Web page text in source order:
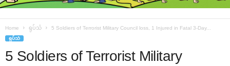
Home ရုပ်သံ 5 Soldiers of Terrorist Military Council loss, 1 Injured in Fatal 3-Day...
ရုပ်သံ
5 Soldiers of Terrorist Military